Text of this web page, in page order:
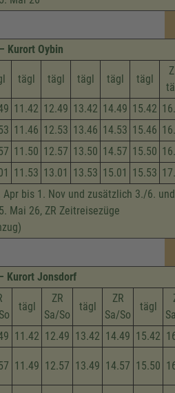
Kurort Oybin
tägl tägl tägl tägl tägl
11.42 12.49 13.42 14.49 15.42
11.46 12.53 13.46 14.53 15.46
11.50 12.57 13.50 14.57 15.50
11.53 13.01 13.53 15.01 15.53
bis 1. Nov und zusätzlich 3./6.
Mai 26, ZR Zeitreisezüge
Kurort Jonsdorf
tägl
ZR
Sa/So
tägl
ZR
Sa/So
tägl
11.42 12.49 13.42 14.49 15.42
11.49 12.57 13.49 14.57 15.50